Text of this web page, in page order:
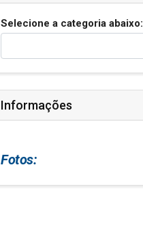
Selecione a categoria abaixo:
Informações
Fotos: